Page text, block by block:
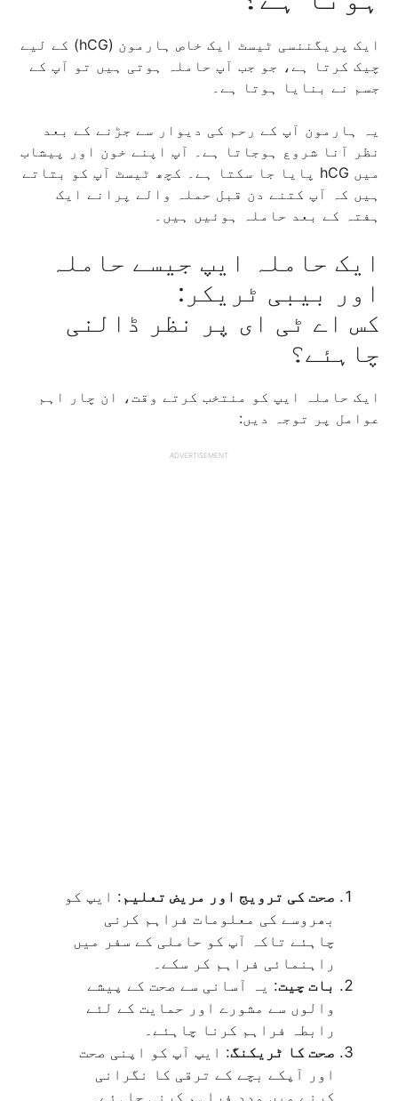
ایک پریگننسی ٹیسٹ ایک خاص ہارمون (hCG) کے لیے
چیک کرتا ہے، جو جب آپ حاملہ ہوتی ہیں تو آپ کے
جسم نے بنایا ہوتا ہے۔
یہ ہارمون آپ کے رحم کی دیوار سے جڑنے کے بعد
نظر آنا شروع ہوجاتا ہے۔ آپ اپنے خون اور پیشاب
میں hCG پایا جا سکتا ہے۔ کچھ ٹیسٹ آپ کو بتاتے
ہیں کہ آپ کتنے دن قبل حملہ والے پرانے ایک
ہفتہ کے بعد حاملہ ہوئیں ہیں۔
ایک حاملہ ایپ جیسے حاملہ
اور بیبی ٹریکر:
کس اے ٹی ای پر نظر ڈالنی
چاہئے؟
ایک حاملہ ایپ کو منتخب کرتے وقت، ان چار اہم
عوامل پر توجہ دیں:
ADVERTISEMENT
صحت کی ترویج اور مریض تعلیم : ایپ کو
بھروسے کی معلومات فراہم کرنی
چاہئے تاکہ آپ کو حاملی کے سفر میں
راہنمائی فراہم کر سکے۔
بات چیت: یہ آسانی سے صحت کے پیشے
والوں سے مشورے اور حمایت کے لئے
رابطہ فراہم کرنا چاہئے۔
صحت کا ٹریکنگ: ایپ آپ کو اپنی صحت
اور آپکے بچے کے ترقی کا نگرانی
کرنے میں مدد فراہم کرنی چاہئے۔